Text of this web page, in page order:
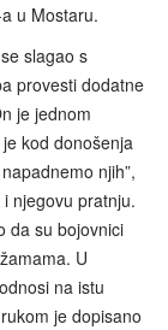
u Mostaru.
slagao s
provesti dodatne
je jednom
kod donošenja
njih”,
njegovu pratnju.
da su bojovnici
U
na istu
je dopisano